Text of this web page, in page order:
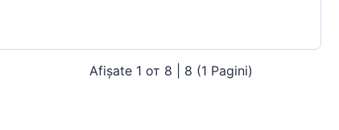
Afișate 1 от 8 | 8 (1 Pagini)